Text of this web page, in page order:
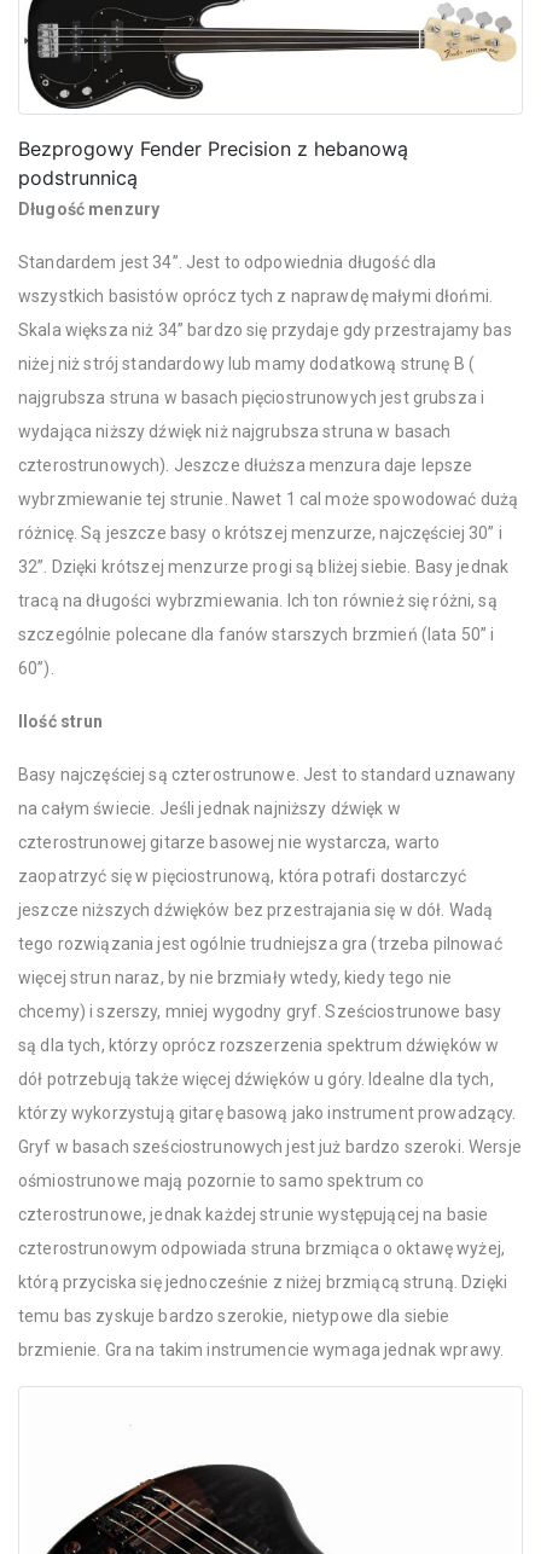
Bezprogowy Fender Precision z hebanową
podstrunnicą
Długość menzury
Standardem jest 34”. Jest to odpowiednia długość dla
wszystkich basistów oprócz tych z naprawdę małymi dłońmi.
Skala większa niż 34” bardzo się przydaje gdy przestrajamy bas
niżej niż strój standardowy lub mamy dodatkową strunę B (
najgrubsza struna w basach pięciostrunowych jest grubsza i
wydająca niższy dźwięk niż najgrubsza struna w basach
czterostrunowych). Jeszcze dłuższa menzura daje lepsze
wybrzmiewanie tej strunie. Nawet 1 cal może spowodować dużą
różnicę. Są jeszcze basy o krótszej menzurze, najczęściej 30” i
32”. Dzięki krótszej menzurze progi są bliżej siebie. Basy jednak
tracą na długości wybrzmiewania. Ich ton również się różni, są
szczególnie polecane dla fanów starszych brzmień (lata 50” i
60”).
Ilość strun
Basy najczęściej są czterostrunowe. Jest to standard uznawany
na całym świecie. Jeśli jednak najniższy dźwięk w
czterostrunowej gitarze basowej nie wystarcza, warto
zaopatrzyć się w pięciostrunową, która potrafi dostarczyć
jeszcze niższych dźwięków bez przestrajania się w dół. Wadą
tego rozwiązania jest ogólnie trudniejsza gra (trzeba pilnować
więcej strun naraz, by nie brzmiały wtedy, kiedy tego nie
chcemy) i szerszy, mniej wygodny gryf. Sześciostrunowe basy
są dla tych, którzy oprócz rozszerzenia spektrum dźwięków w
dół potrzebują także więcej dźwięków u góry. Idealne dla tych,
którzy wykorzystują gitarę basową jako instrument prowadzący.
Gryf w basach sześciostrunowych jest już bardzo szeroki. Wersje
ośmiostrunowe mają pozornie to samo spektrum co
czterostrunowe, jednak każdej strunie występującej na basie
czterostrunowym odpowiada struna brzmiąca o oktawę wyżej,
którą przyciska się jednocześnie z niżej brzmiącą struną. Dzięki
temu bas zyskuje bardzo szerokie, nietypowe dla siebie
brzmienie. Gra na takim instrumencie wymaga jednak wprawy.